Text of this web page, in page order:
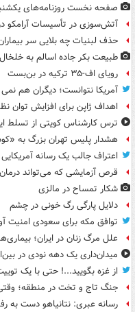
صفحه نخست روزنامه‌های یکشنبه ۱۸ مرداد
آتش‌سوزی در تأسیسات آرامکو
حذف لبنیات چه بلایی سر
طبیعت بکر جاده اسالم به خلخال
رویای اف-۳۵ ترکیه در بن‌بست
آمریکا نتوانست؛ دیگران هم نمی
اهداف ژاپن برای افزایش توان
ترس کارشناس کویتی از تسلط
هشدار پلیس تهران بزرگ به
اعتراف جالب یک رسانه
قرص آزمایشی که می‌تواند درمان HIV را متحول کند
شکار تمساح در مالزی
دلایل پارگی رگ خونی در چشم
توافق مکه برای سعودی امنیت
علل مرگ زنان در ایران؛
میدان‌داری یک دهه نودی در
از غزه بگویید...! حتی با یک
جنگ تاج و تخت در منطقه؛ وقتی
رسانه عبری: نتانیاهو دست به